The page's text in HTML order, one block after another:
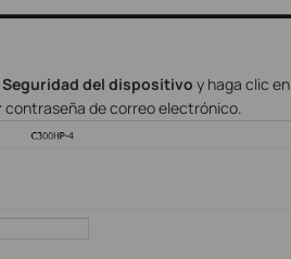
Seguridad del dispositivo y haga clic en
contraseña de correo electrónico.